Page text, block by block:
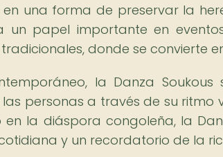
una forma de preservar la
un papel importante en
donde se convierte
la Danza
personas a través de su ritmo
la diáspora congoleña, la
y un recordatorio de la